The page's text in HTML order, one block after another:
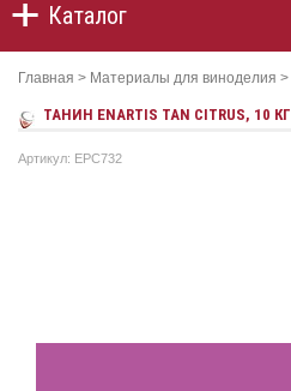
Каталог
Главная > Материалы для виноделия >
ТАНИН ENARTIS TAN CITRUS, 10 КГ
Артикул: EPC732